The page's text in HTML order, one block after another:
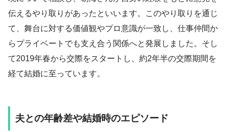
伝えるやり取りがあったといいます。このやり取りを通じ
て、舞台に対する価値観やプロ意識が一致し、仕事仲間か
らプライベートでも支え合う関係へと発展しました。そし
て2019年春から交際をスタートし、約2年半の交際期間を
経て結婚に至っています。
夫との年齢差や結婚時のエピソード